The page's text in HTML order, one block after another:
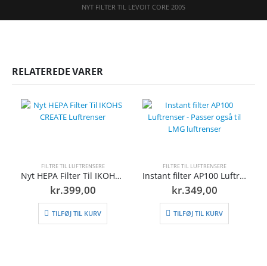
NYT FILTER TIL LEVOIT CORE 200S
RELATEREDE VARER
FILTRE TIL LUFTRENSERE
Nyt HEPA Filter Til IKOHS CREATE Luftrenser
kr.399,00
TILFØJ TIL KURV
FILTRE TIL LUFTRENSERE
Instant filter AP100 Luftrenser – Passer også til LMG luftrenser
kr.349,00
TILFØJ TIL KURV